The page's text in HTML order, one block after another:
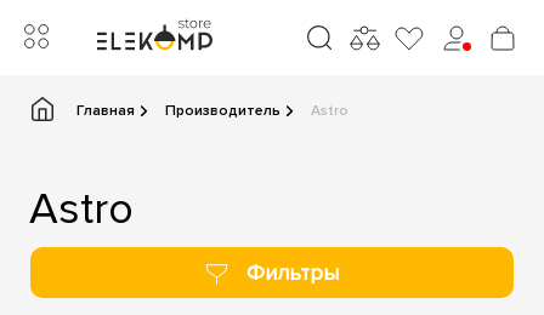
Главная Производитель Astro
Astro
Фильтры